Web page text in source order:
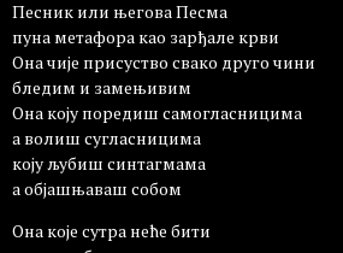
Песник или његова Песма
пуна метафора као зарђале крви
Она чије присуство свако друго чини
бледим и замењивим
Она коју поредиш самогласницима
а волиш сугласницима
коју љубиш синтагмама
а објашњаваш собом
Она које сутра неће бити